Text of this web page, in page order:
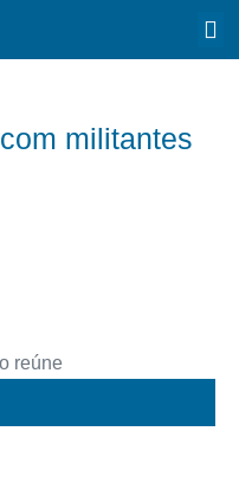
militantes